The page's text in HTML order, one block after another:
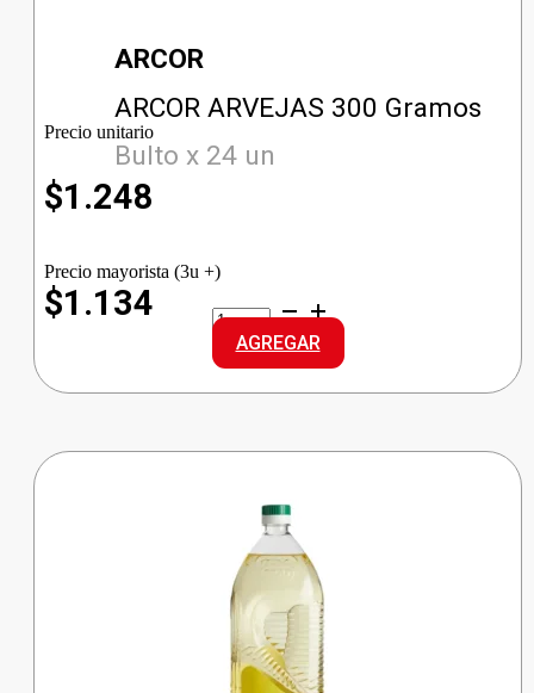
ARCOR
ARCOR ARVEJAS 300 Gramos
Bulto x 24 un
Precio unitario
$1.248
Precio mayorista (3u +)
$1.134
ARCOR
ARVEJAS
cantidad
AGREGAR